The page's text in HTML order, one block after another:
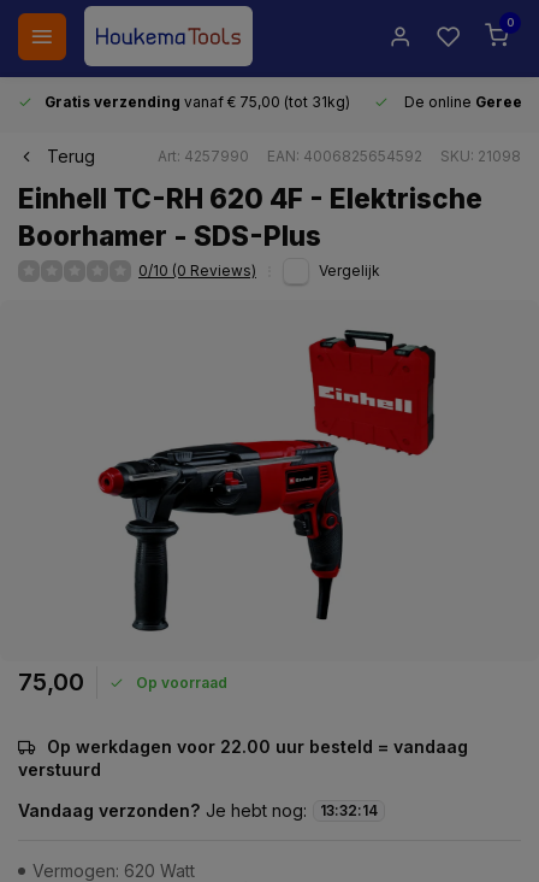
0
Gratis verzending vanaf € 75,00 (tot 31kg) De online
Terug Art: 4257990 EAN: 4006825654592 SKU: 21098
Einhell TC-RH 620 4F - Elektrische
Boorhamer - SDS-Plus
0/10 (0 Reviews) Vergelijk
75,00 Op voorraad
Op werkdagen voor 22.00 uur besteld = vandaag
verstuurd
Vandaag verzonden? Je hebt nog: 13:32:14
Vermogen: 620 Watt